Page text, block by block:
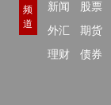
频
道
新闻 股票
外汇
期货
理财
债券